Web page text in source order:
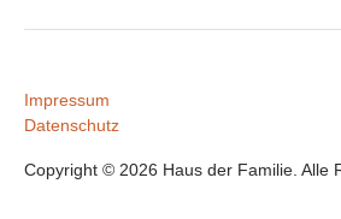
Impressum
Datenschutz
Copyright © 2026 Haus der Familie. Alle